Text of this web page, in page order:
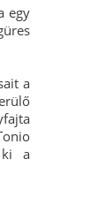
egy
a
ki a